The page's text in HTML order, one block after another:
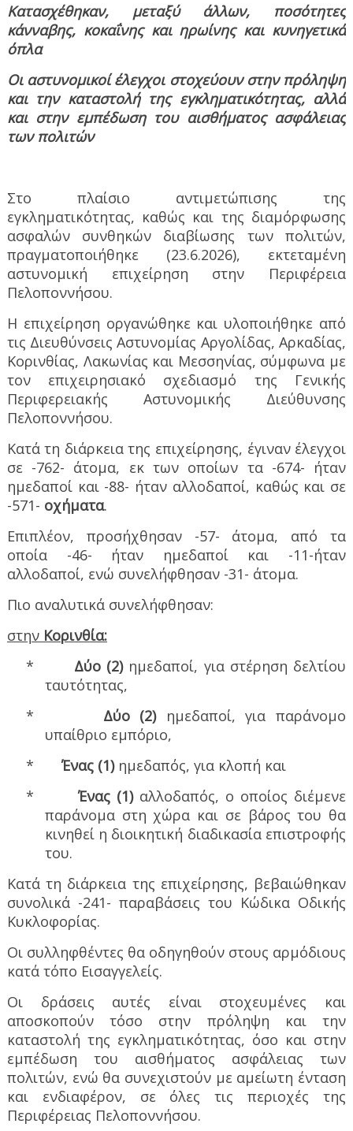
Κατασχέθηκαν, μεταξύ άλλων, ποσότητες
κάνναβης, κοκαΐνης και ηρωίνης και κυνηγετικά
όπλα
Οι αστυνομικοί έλεγχοι στοχεύουν στην πρόληψη
και την καταστολή της εγκληματικότητας, αλλά
και στην εμπέδωση του αισθήματος ασφάλειας
των πολιτών
Στο πλαίσιο αντιμετώπισης της
εγκληματικότητας, καθώς και της διαμόρφωσης
ασφαλών συνθηκών διαβίωσης των πολιτών,
πραγματοποιήθηκε (23.6.2026), εκτεταμένη
αστυνομική επιχείρηση στην Περιφέρεια
Πελοποννήσου.
Η επιχείρηση οργανώθηκε και υλοποιήθηκε από
τις Διευθύνσεις Αστυνομίας Αργολίδας, Αρκαδίας,
Κορινθίας, Λακωνίας και Μεσσηνίας, σύμφωνα με
τον επιχειρησιακό σχεδιασμό της Γενικής
Περιφερειακής Αστυνομικής Διεύθυνσης
Πελοποννήσου.
Κατά τη διάρκεια της επιχείρησης, έγιναν έλεγχοι
σε -762- άτομα, εκ των οποίων τα -674- ήταν
ημεδαποί και -88- ήταν αλλοδαποί, καθώς και σε
-571- οχήματα.
Επιπλέον, προσήχθησαν -57- άτομα, από τα
οποία -46- ήταν ημεδαποί και -11-ήταν
αλλοδαποί, ενώ συνελήφθησαν -31- άτομα.
Πιο αναλυτικά συνελήφθησαν:
στηνΚορινθία:
*
Δύο (2) ημεδαποί, για στέρηση δελτίου
ταυτότητας,
*
Δύο (2) ημεδαποί, για παράνομο
υπαίθριο εμπόριο,
*
Ένας (1) ημεδαπός, για κλοπή και
*
Ένας (1) αλλοδαπός, ο οποίος διέμενε
παράνομα στη χώρα και σε βάρος του θα
κινηθεί η διοικητική διαδικασία επιστροφής
του.
Κατά τη διάρκεια της επιχείρησης, βεβαιώθηκαν
συνολικά -241- παραβάσεις του Κώδικα Οδικής
Κυκλοφορίας.
Οι συλληφθέντες θα οδηγηθούν στους αρμόδιους
κατά τόπο Εισαγγελείς.
Οι δράσεις αυτές είναι στοχευμένες και
αποσκοπούν τόσο στην πρόληψη και την
καταστολή της εγκληματικότητας, όσο και στην
εμπέδωση του αισθήματος ασφάλειας των
πολιτών, ενώ θα συνεχιστούν με αμείωτη ένταση
και ενδιαφέρον, σε όλες τις περιοχές της
Περιφέρειας Πελοποννήσου.